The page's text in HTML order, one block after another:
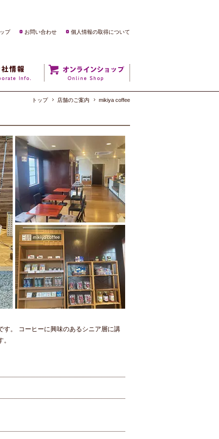
プ お問い合わせ 個人情報の取得について
トップ 店舗のご案内 mikiya coffee
。 コーヒーに興味のあるシニア層に講